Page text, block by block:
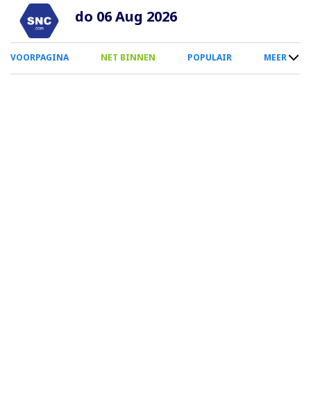
Overslaan
naar
inhoud
do 06 Aug 2026
0
Smartphone
VOORPAGINA NET BINNEN POPULAIR MEER